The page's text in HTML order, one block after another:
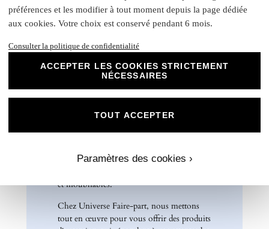
Etiquette bouteille: Elles ont une taille unique, pensée
pour convenir à la majorité des bouteilles : 14 x 10 cm
parfait pour des faire-part de mariage, des
remerciements et bien plus encore. Optez
résultat impeccable qui ravira vos invités et
marquera l'élégance de vos évènements
créativité et personnalisez nos papiers Mat
et inoubliables.
Chez Universe Faire-part, nous mettons
tout en œuvre pour vous offrir des produits
préférences et les modifier à tout moment depuis la page dédiée
aux cookies. Votre choix est conservé pendant 6 mois.
Consulter la politique de confidentialité
ACCEPTER LES COOKIES STRICTEMENT
NÉCESSAIRES
Paramètres des cookies ›
TOUT ACCEPTER